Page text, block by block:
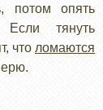
потом опять
тянуть
что ломаются